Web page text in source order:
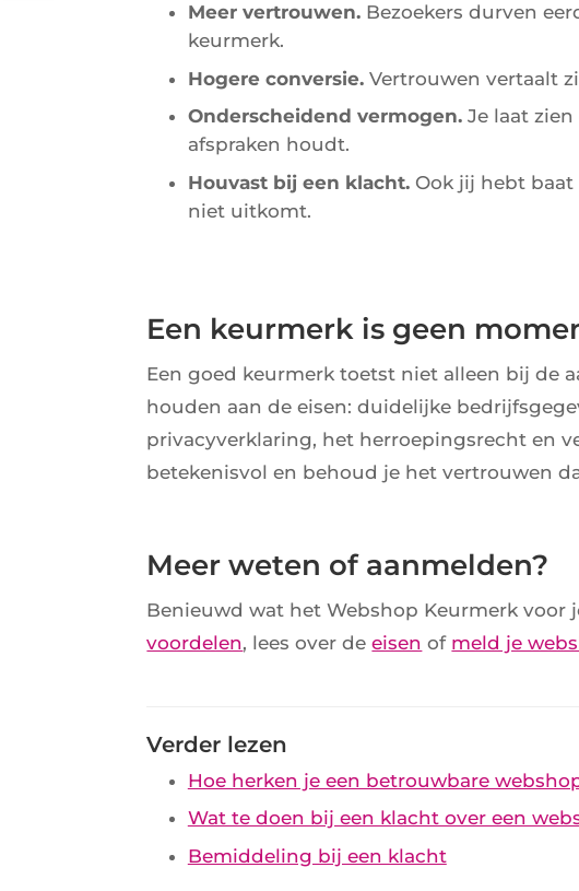
Meer vertrouwen.Bezoekers durven
keurmerk.
Hogere conversie.Vertrouwen vertaalt
Onderscheidend vermogen.Je laat zien
afspraken houdt.
Houvast bij een klacht.Ook jij hebt baat
niet uitkomt.
Een keurmerk is geen
Een goed keurmerk toetst niet alleen bij de
houden aan de eisen: duidelijke
privacyverklaring, het herroepingsrecht en
betekenisvol en behoud je het vertrouwen
Meer weten of aanmelden?
Benieuwd wat het Webshop Keurmerk voor
voordelen, lees over deeisen of meld je
Verder lezen
Hoe herken je een betrouwbare
Wat te doen bij een klacht over een
Bemiddeling bij een klacht